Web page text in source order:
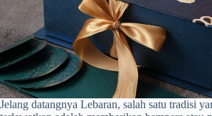
Jelang datangnya Lebaran, salah satu tradisi